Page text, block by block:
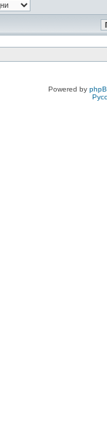
Powered by